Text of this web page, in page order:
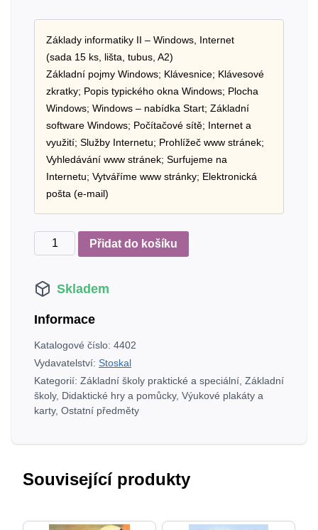
Základy informatiky II – Windows, Internet
(sada 15 ks, lišta, tubus, A2)
Základní pojmy Windows; Klávesnice; Klávesové
zkratky; Popis typického okna Windows; Plocha
Windows; Windows – nabídka Start; Základní
software Windows; Počítačové sítě; Internet a
využití; Služby Internetu; Prohlížeč www stránek;
Vyhledávání www stránek; Surfujeme na
Internetu; Vytváříme www stránky; Elektronická
pošta (e-mail)
Základy
informatiky
-
internet
-
sada
plakátů
15
ks
lišta,
A2
Přidat do košíku
Skladem
Informace
Katalogové číslo: 4402
Vydavatelství: Stoskal
Kategorií: Základní školy praktické a speciální Základní
školy, Didaktické hry a pomůcky, Výukové plakáty a
karty, Ostatní předměty
Související produkty